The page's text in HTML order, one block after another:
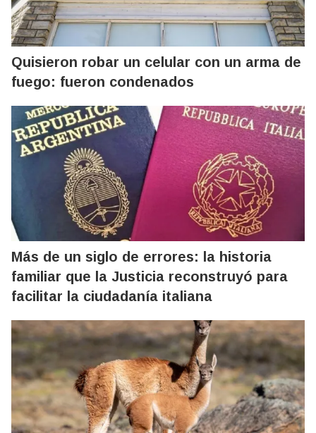
Quisieron robar un celular con un arma de
fuego: fueron condenados
Más de un siglo de errores: la historia
familiar que la Justicia reconstruyó para
facilitar la ciudadanía italiana